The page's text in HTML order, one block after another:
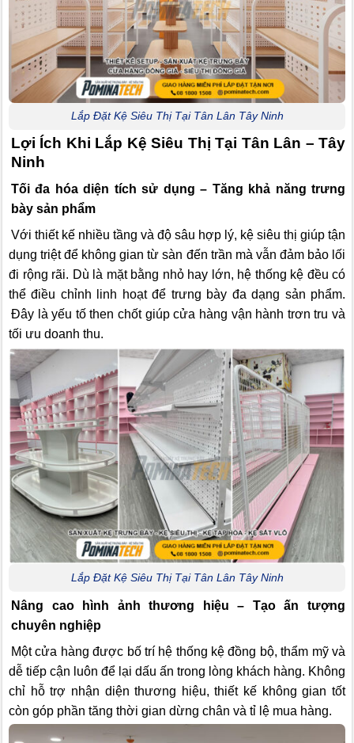
Lắp Đặt Kệ Siêu Thị Tại Tân Lân Tây Ninh
Lợi Ích Khi Lắp Kệ Siêu Thị Tại Tân Lân – Tây
Ninh
Tối đa hóa diện tích sử dụng – Tăng khả năng trưng
bày sản phẩm
Với thiết kế nhiều tầng và độ sâu hợp lý, kệ siêu thị giúp tận
dụng triệt để không gian từ sàn đến trần mà vẫn đảm bảo lối
đi rộng rãi. Dù là mặt bằng nhỏ hay lớn, hệ thống kệ đều có
thể điều chỉnh linh hoạt để trưng bày đa dạng sản phẩm.
Đây là yếu tố then chốt giúp cửa hàng vận hành trơn tru và
tối ưu doanh thu.
Lắp Đặt Kệ Siêu Thị Tại Tân Lân Tây Ninh
Nâng cao hình ảnh thương hiệu – Tạo ấn tượng
chuyên nghiệp
Một cửa hàng được bố trí hệ thống kệ đồng bộ, thẩm mỹ và
dễ tiếp cận luôn để lại dấu ấn trong lòng khách hàng. Không
chỉ hỗ trợ nhận diện thương hiệu, thiết kế không gian tốt
còn góp phần tăng thời gian dừng chân và tỉ lệ mua hàng.